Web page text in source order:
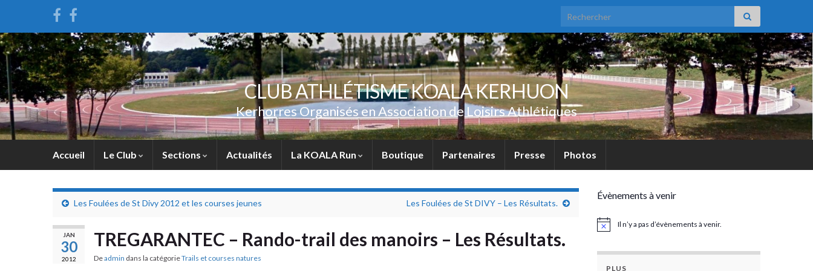
Search for:
CLUB ATHLÉTISME KOALA KERHUON
Kerhorres Organisés en Association de Loisirs Athlétiques
Accueil Le Club Sections Actualités La KOALA Run Boutique Partenaires Presse Photos
Les Foulées de St Divy 2012 et les courses jeunes Les Foulées de St DIVY – Les Résultats.
JAN
30
2012
TREGARANTEC – Rando-trail des manoirs – Les Résultats.
Deadmin dans la catégorieTrails et courses natures
Évènements à venir
NoticeIl n’y a pas d’évènements à venir.
PLUS